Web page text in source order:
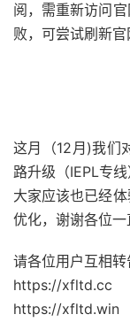
阅，需重新访问
败，可尝试刷新官
这月（12月)我们
路升级（IEPL专
大家应该也已经
优化，谢谢各位一
请各位用户互相转
https://xfltd.cc
https://xfltd.win